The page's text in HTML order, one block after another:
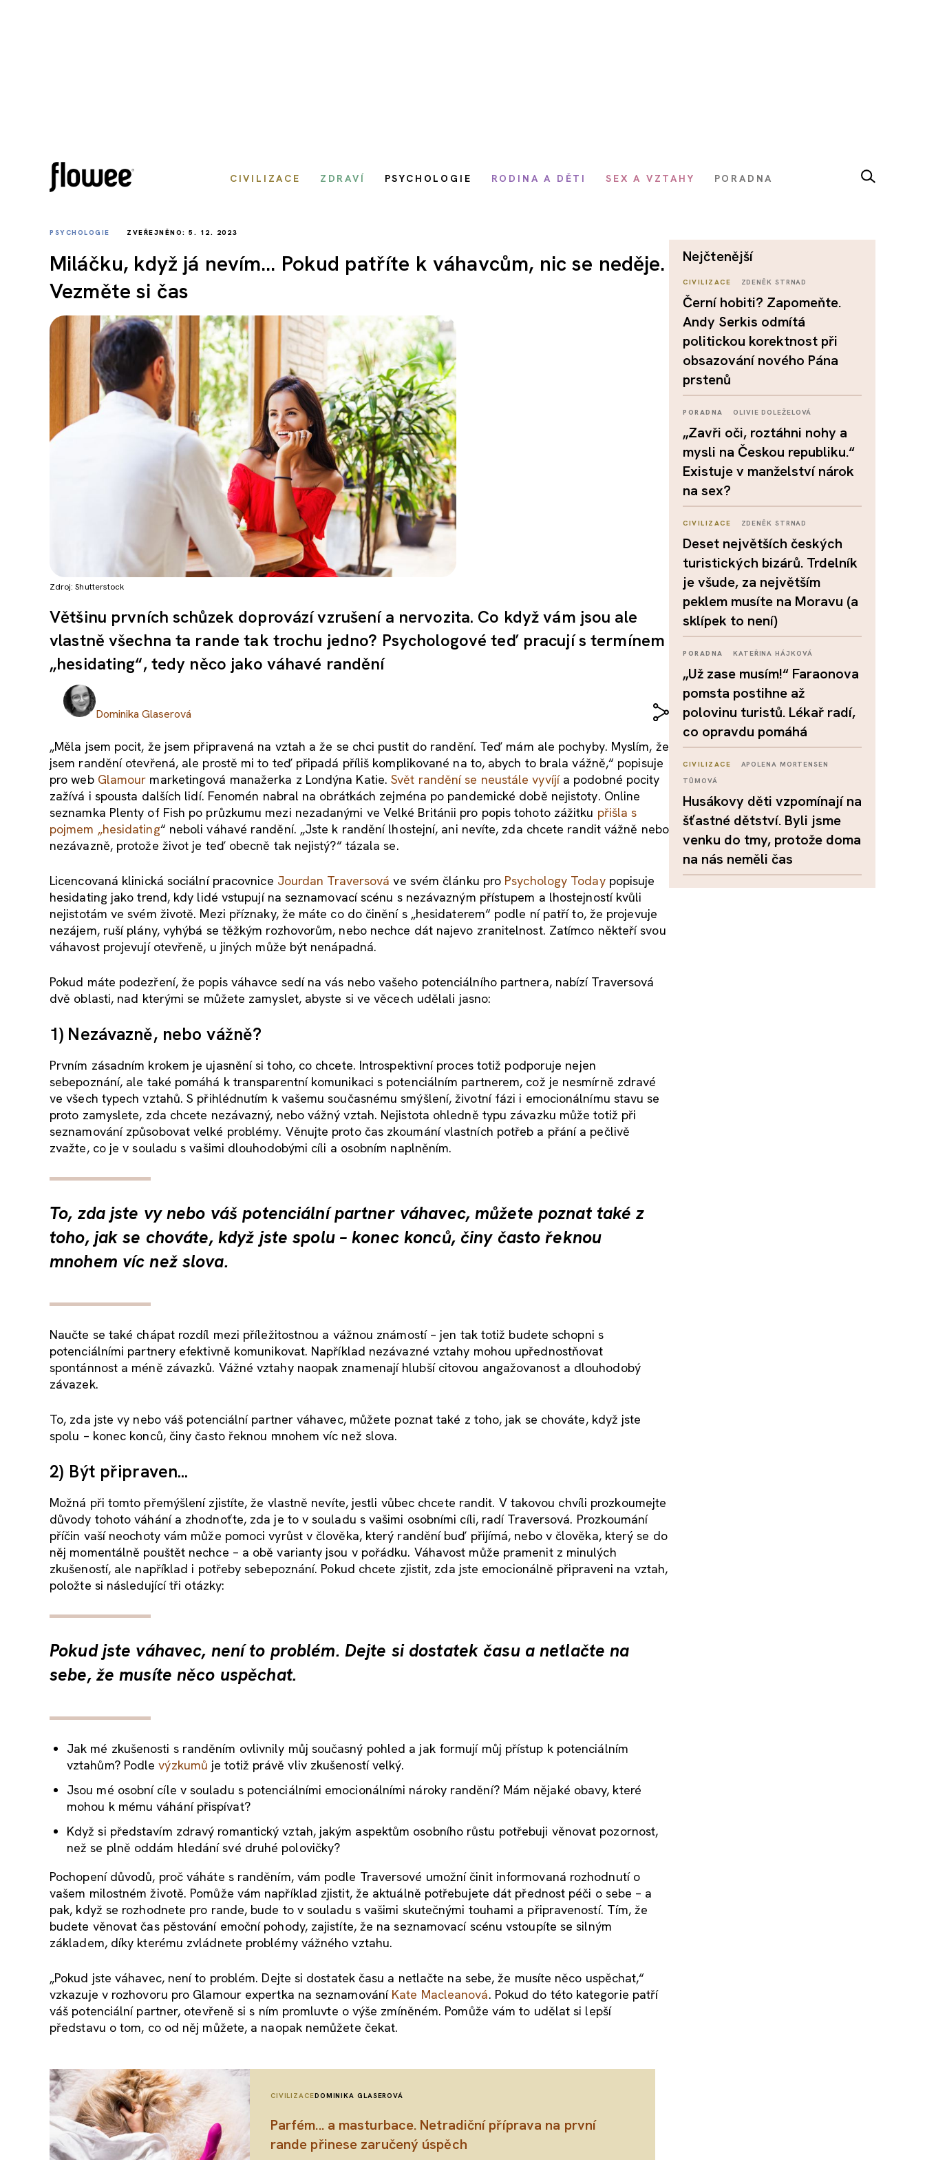
CIVILIZACE ZDRAVÍ PSYCHOLOGIE RODINA A DĚTI SEX A VZTAHY PORADNA
PSYCHOLOGIE ZVEŘEJNĚNO: 5. 12. 2023
Miláčku, když já nevím… Pokud patříte k váhavcům, nic se neděje.
Vezměte si čas
Zdroj: Shutterstock
Většinu prvních schůzek doprovází vzrušení a nervozita. Co když vám jsou ale
vlastně všechna ta rande tak trochu jedno? Psychologové teď pracují s termínem
„hesidating“, tedy něco jako váhavé randění
Dominika Glaserová
„Měla jsem pocit, že jsem připravená na vztah a že se chci pustit do randění. Teď mám ale pochyby. Myslím, že
jsem randění otevřená, ale prostě mi to teď připadá příliš komplikované na to, abych to brala vážně,“ popisuje
pro web Glamour marketingová manažerka z Londýna Katie.Svět randění se neustále vyvíjía podobné pocity
zažívá i spousta dalších lidí. Fenomén nabral na obrátkách zejména po pandemické době nejistoty. Online
seznamka Plenty of Fish po průzkumu mezi nezadanými ve Velké Británii pro popis tohoto zážitku přišla s
pojmem „hesidating“ neboli váhavé randění. „Jste k randění lhostejní, ani nevíte, zda chcete randit vážně nebo
nezávazně, protože život je teď obecně tak nejistý?“ tázala se.
Licencovaná klinická sociální pracovnice Jourdan Traversová ve svém článku pro Psychology Todaypopisuje
hesidating jako trend, kdy lidé vstupují na seznamovací scénu s nezávazným přístupem a lhostejností kvůli
nejistotám ve svém životě. Mezi příznaky, že máte co do činění s „hesidaterem“ podle ní patří to, že projevuje
nezájem, ruší plány, vyhýbá se těžkým rozhovorům, nebo nechce dát najevo zranitelnost. Zatímco někteří svou
váhavost projevují otevřeně, u jiných může být nenápadná.
Pokud máte podezření, že popis váhavce sedí na vás nebo vašeho potenciálního partnera, nabízí Traversová
dvě oblasti, nad kterými se můžete zamyslet, abyste si ve věcech udělali jasno:
1) Nezávazně, nebo vážně?
Prvním zásadním krokem je ujasnění si toho, co chcete. Introspektivní proces totiž podporuje nejen
sebepoznání, ale také pomáhá k transparentní komunikaci s potenciálním partnerem, což je nesmírně zdravé
ve všech typech vztahů. S přihlédnutím k vašemu současnému smýšlení, životní fázi i emocionálnímu stavu se
proto zamyslete, zda chcete nezávazný, nebo vážný vztah. Nejistota ohledně typu závazku může totiž při
seznamování způsobovat velké problémy. Věnujte proto čas zkoumání vlastních potřeb a přání a pečlivě
zvažte, co je v souladu s vašimi dlouhodobými cíli a osobním naplněním.
To, zda jste vy nebo váš potenciální partner váhavec, můžete poznat také z
toho, jak se chováte, když jste spolu – konec konců, činy často řeknou
mnohem víc než slova.
Naučte se také chápat rozdíl mezi příležitostnou a vážnou známostí – jen tak totiž budete schopni s
potenciálními partnery efektivně komunikovat. Například nezávazné vztahy mohou upřednostňovat
spontánnost a méně závazků. Vážné vztahy naopak znamenají hlubší citovou angažovanost a dlouhodobý
závazek.
To, zda jste vy nebo váš potenciální partner váhavec, můžete poznat také z toho, jak se chováte, když jste
spolu – konec konců, činy často řeknou mnohem víc než slova.
2) Být připraven...
Možná při tomto přemýšlení zjistíte, že vlastně nevíte, jestli vůbec chcete randit. V takovou chvíli prozkoumejte
důvody tohoto váhání a zhodnoťte, zda je to v souladu s vašimi osobními cíli, radí Traversová. Prozkoumání
příčin vaší neochoty vám může pomoci vyrůst v člověka, který randění buď přijímá, nebo v člověka, který se do
něj momentálně pouštět nechce – a obě varianty jsou v pořádku. Váhavost může pramenit z minulých
zkušeností, ale například i potřeby sebepoznání. Pokud chcete zjistit, zda jste emocionálně připraveni na vztah,
položte si následující tři otázky:
Pokud jste váhavec, není to problém. Dejte si dostatek času a netlačte na
sebe, že musíte něco uspěchat.
Jak mé zkušenosti s randěním ovlivnily můj současný pohled a jak formují můj přístup k potenciálním
vztahům? Podlevýzkumů je totiž právě vliv zkušeností velký.
Jsou mé osobní cíle v souladu s potenciálními emocionálními nároky randění? Mám nějaké obavy, které
mohou k mému váhání přispívat?
Když si představím zdravý romantický vztah, jakým aspektům osobního růstu potřebuji věnovat pozornost,
než se plně oddám hledání své druhé polovičky?
Pochopení důvodů, proč váháte s randěním, vám podle Traversové umožní činit informovaná rozhodnutí o
vašem milostném životě. Pomůže vám například zjistit, že aktuálně potřebujete dát přednost péči o sebe – a
pak, když se rozhodnete pro rande, bude to v souladu s vašimi skutečnými touhami a připraveností. Tím, že
budete věnovat čas pěstování emoční pohody, zajistíte, že na seznamovací scénu vstoupíte se silným
základem, díky kterému zvládnete problémy vážného vztahu.
„Pokud jste váhavec, není to problém. Dejte si dostatek času a netlačte na sebe, že musíte něco uspěchat,“
vzkazuje v rozhovoru pro Glamour expertka na seznamování Kate Macleanová. Pokud do této kategorie patří
váš potenciální partner, otevřeně si s ním promluvte o výše zmíněném. Pomůže vám to udělat si lepší
představu o tom, co od něj můžete, a naopak nemůžete čekat.
CIVILIZACEDOMINIKA GLASEROVÁ
Parfém... a masturbace. Netradiční příprava na první
rande přinese zaručený úspěch
nejčtenější
CIVILIZACE ZDENĚK STRNAD
Černí hobiti? Zapomeňte.
Andy Serkis odmítá
politickou korektnost při
obsazování nového Pána
prstenů
PORADNA OLIVIE DOLEŽELOVÁ
„Zavři oči, roztáhni nohy a
mysli na Českou republiku.“
Existuje v manželství nárok
na sex?
CIVILIZACE ZDENĚK STRNAD
Deset největších českých
turistických bizárů. Trdelník
je všude, za největším
peklem musíte na Moravu (a
sklípek to není)
PORADNA KATEŘINA HÁJKOVÁ
„Už zase musím!“ Faraonova
pomsta postihne až
polovinu turistů. Lékař radí,
co opravdu pomáhá
CIVILIZACE
APOLENA MORTENSEN
TŮMOVÁ
Husákovy děti vzpomínají na
šťastné dětství. Byli jsme
venku do tmy, protože doma
na nás neměli čas